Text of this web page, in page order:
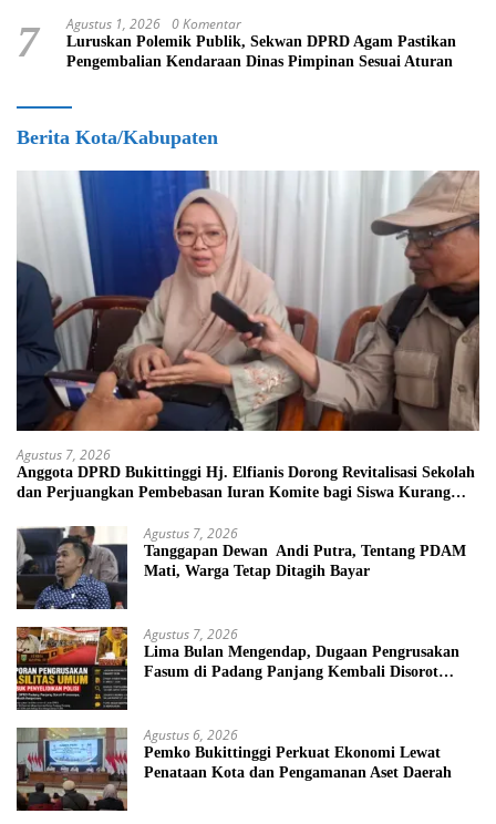
7 Agustus 1, 2026 0 Komentar
Luruskan Polemik Publik, Sekwan DPRD Agam Pastikan
Pengembalian Kendaraan Dinas Pimpinan Sesuai Aturan
Berita Kota/Kabupaten
Agustus 7, 2026
Anggota DPRD Bukittinggi Hj. Elfianis Dorong Revitalisasi Sekolah
dan Perjuangkan Pembebasan Iuran Komite bagi Siswa Kurang
Agustus 7, 2026
Tanggapan Dewan Andi Putra, Tentang PDAM
Mati, Warga Tetap Ditagih Bayar
Agustus 7, 2026
Lima Bulan Mengendap, Dugaan Pengrusakan
Fasum di Padang Panjang Kembali Disorot
Agustus 6, 2026
Pemko Bukittinggi Perkuat Ekonomi Lewat
Penataan Kota dan Pengamanan Aset Daerah